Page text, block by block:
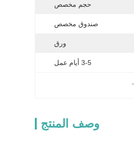
حجم مخصص
صندوق مخصص
ورق
3-5 أيام عمل
وصف المنتج